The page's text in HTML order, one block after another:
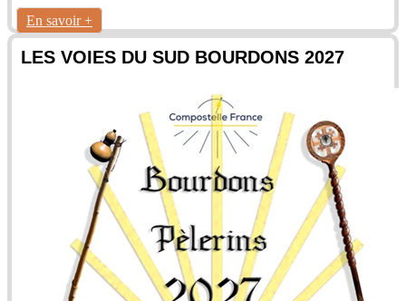
En savoir +
LES VOIES DU SUD BOURDONS 2027